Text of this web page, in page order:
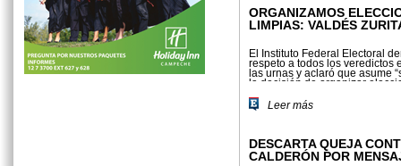
ORGANIZAMOS
LIMPIAS: VALDÉS
El Instituto Federal Electoral
respeto a todos los veredictos
las urnas y aclaró que asume
la decisión de organizar
Leer más
DESCARTA QUEJA
CALDERÓN POR